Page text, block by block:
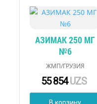
АЗИМАК 250 МГ
№6
ЖМП/ГРУЗИЯ
55 854UZS